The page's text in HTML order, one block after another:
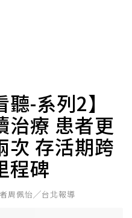
聽-系列2】
治療 患者更
次 存活期跨
程碑
周佩怡╱台北報導